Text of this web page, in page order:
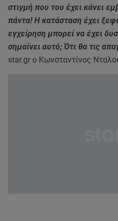
στιγμή που του έχει κάνει
πάντα! Η κατάσταση έχει
εγχείρηση μπορεί να έχει
σημαίνει αυτό; Ότι θα τις
star.gr ο Κωνσταντίνος